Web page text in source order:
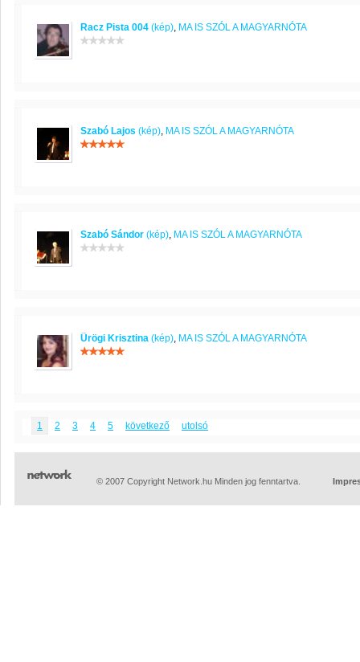
Racz Pista 004 (kép), MA IS SZÓL A MAGYARNÓTA
Szabó Lajos (kép), MA IS SZÓL A MAGYARNÓTA
Szabó Sándor (kép), MA IS SZÓL A MAGYARNÓTA
Ürögi Krisztina (kép), MA IS SZÓL A MAGYARNÓTA
1 2 3 4 5 következő utolsó
© 2007 Copyright Network.hu Minden jog fenntartva.